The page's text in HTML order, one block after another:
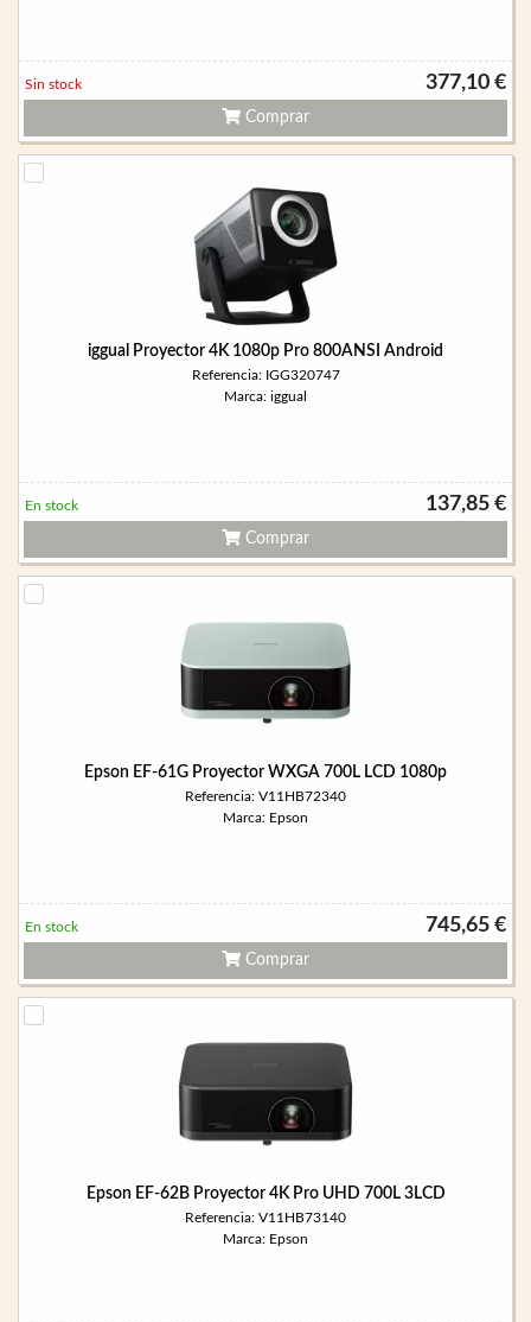
377,10 €
Sin stock
Comprar
iggual Proyector 4K 1080p Pro 800ANSI Android
Referencia: IGG320747
Marca: iggual
137,85 €
En stock
Comprar
Epson EF-61G Proyector WXGA 700L LCD 1080p
Referencia: V11HB72340
Marca: Epson
745,65 €
En stock
Comprar
Epson EF-62B Proyector 4K Pro UHD 700L 3LCD
Referencia: V11HB73140
Marca: Epson